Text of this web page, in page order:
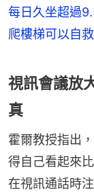
每日久坐超過
爬樓梯可以自救
視訊會議放
真
霍爾教授指出
得自己看起來
在視訊通話時